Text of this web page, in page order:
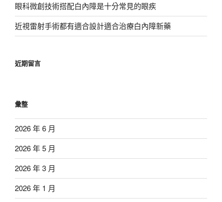
眼科微創技術搭配白內障是十分常見的眼疾
近視雷射手術都有適合設計適合治療白內障新藥
近期留言
彙整
2026 年 6 月
2026 年 5 月
2026 年 3 月
2026 年 1 月